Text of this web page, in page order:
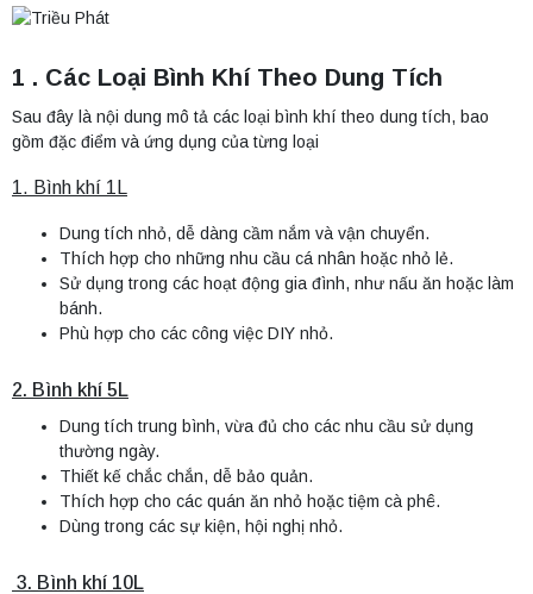
1 . Các Loại Bình Khí Theo Dung Tích
Sau đây là nội dung mô tả các loại bình khí theo dung tích, bao
gồm đặc điểm và ứng dụng của từng loại
1. Bình khí 1L
Dung tích nhỏ, dễ dàng cầm nắm và vận chuyển.
Thích hợp cho những nhu cầu cá nhân hoặc nhỏ lẻ.
Sử dụng trong các hoạt động gia đình, như nấu ăn hoặc làm
bánh.
Phù hợp cho các công việc DIY nhỏ.
2. Bình khí 5L
Dung tích trung bình, vừa đủ cho các nhu cầu sử dụng
thường ngày.
Thiết kế chắc chắn, dễ bảo quản.
Thích hợp cho các quán ăn nhỏ hoặc tiệm cà phê.
Dùng trong các sự kiện, hội nghị nhỏ.
3. Bình khí 10L